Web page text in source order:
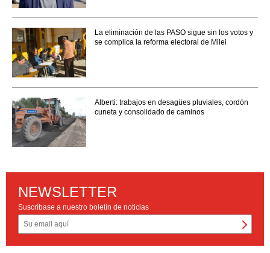
La eliminación de las PASO sigue sin los votos y
se complica la reforma electoral de Milei
Alberti: trabajos en desagües pluviales, cordón
cuneta y consolidado de caminos
NEWSLETTER
Suscríbase a nuestro boletín de noticias